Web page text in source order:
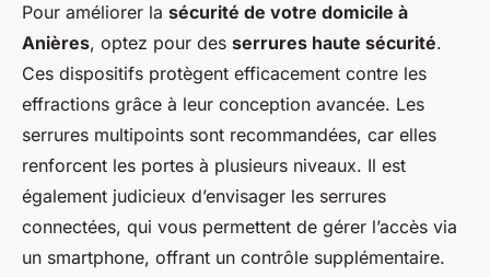
Pour améliorer la sécurité de votre domicile à
Anières, optez pour des serrures haute sécurité.
Ces dispositifs protègent efficacement contre les
effractions grâce à leur conception avancée. Les
serrures multipoints sont recommandées, car elles
renforcent les portes à plusieurs niveaux. Il est
également judicieux d’envisager les serrures
connectées, qui vous permettent de gérer l’accès via
un smartphone, offrant un contrôle supplémentaire.